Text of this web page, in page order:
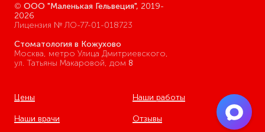
© ООО "Маленькая Гельвеция", 2019-
2026
Лицензия № ЛО-77-01-018723
Стоматология в Кожухово
Москва, метро Улица Дмитриевского,
ул. Татьяны Макаровой, дом 8
Цены
Наши врачи
Наши работы
Отзывы